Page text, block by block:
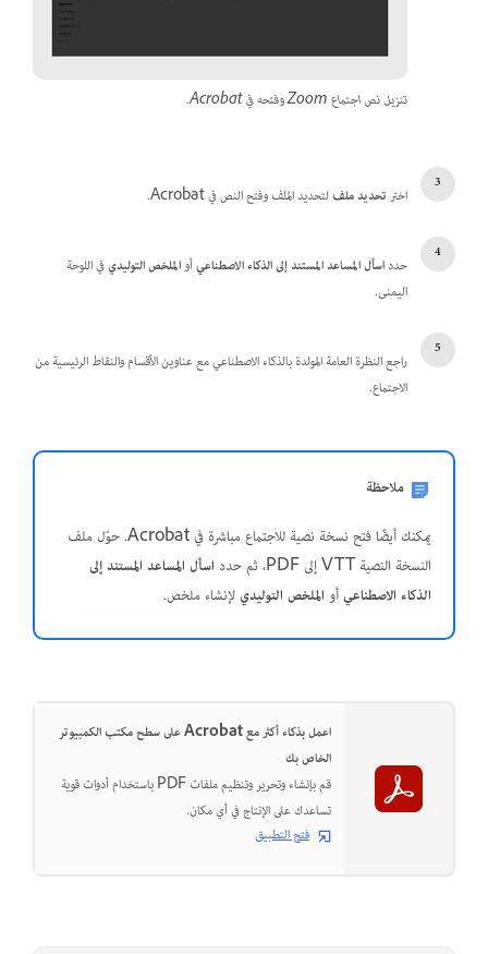
تنزيل نص اجتماع Zoom وفتحه في Acrobat.
اخترتحديد ملفلتحديد الملف وفتح النص في Acrobat.
حدداسأل المساعد المستند إلى الذكاء الاصطناعيأوالملخص التوليديفي اللوحة
اليمنى.
راجع النظرة العامة المولدة بالذكاء الاصطناعي مع عناوين الأقسام والنقاط الرئيسية من
الاجتماع.
ملاحظة
يمكنك أيضًا فتح نسخة نصية للاجتماع مباشرة في Acrobat. حوّل ملف
النسخة النصية VTT إلى PDF، ثم حدد
اسأل المساعد المستند إلى
الذكاء الاصطناعيأوالملخص التوليديلإنشاء ملخص.
اعمل بذكاء أكثر مع Acrobat على سطح مكتب الكمبيوتر
الخاص بك
قم بإنشاء وتحرير وتنظيم ملفات PDF باستخدام أدوات قوية
تساعدك على الإنتاج في أي مكان.
فتح التطبيق